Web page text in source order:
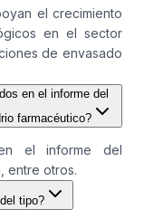
el crecimiento
en el sector
de envasado
en el informe del
farmacéutico?
el informe del
entre otros.
tipo?